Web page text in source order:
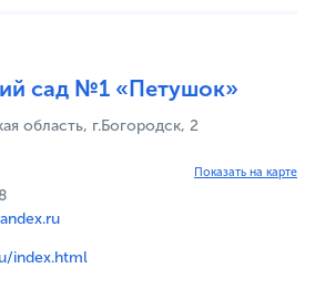
сад №1 «Петушок»
область, г.Богородск, 2
Показать на карте
index.html